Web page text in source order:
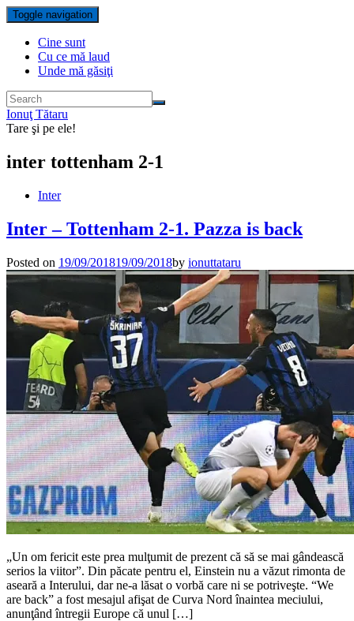
Toggle navigation
Cine sunt
Cu ce mă laud
Unde mă găsiţi
Ionuţ Tătaru
Tare şi pe ele!
inter tottenham 2-1
Inter
Inter – Tottenham 2-1. Pazza is back
Posted on 19/09/201819/09/2018by ionuttataru
„Un om fericit este prea mulţumit de prezent că să se mai gândească
serios la viitor”. Din păcate pentru el, Einstein nu a văzut rimonta de
aseară a Interului, dar ne-a lăsat o vorbă care ni se potriveşte. “We
are back” a fost mesajul afişat de Curva Nord înaintea meciului,
anunţând întregii Europe că unul […]